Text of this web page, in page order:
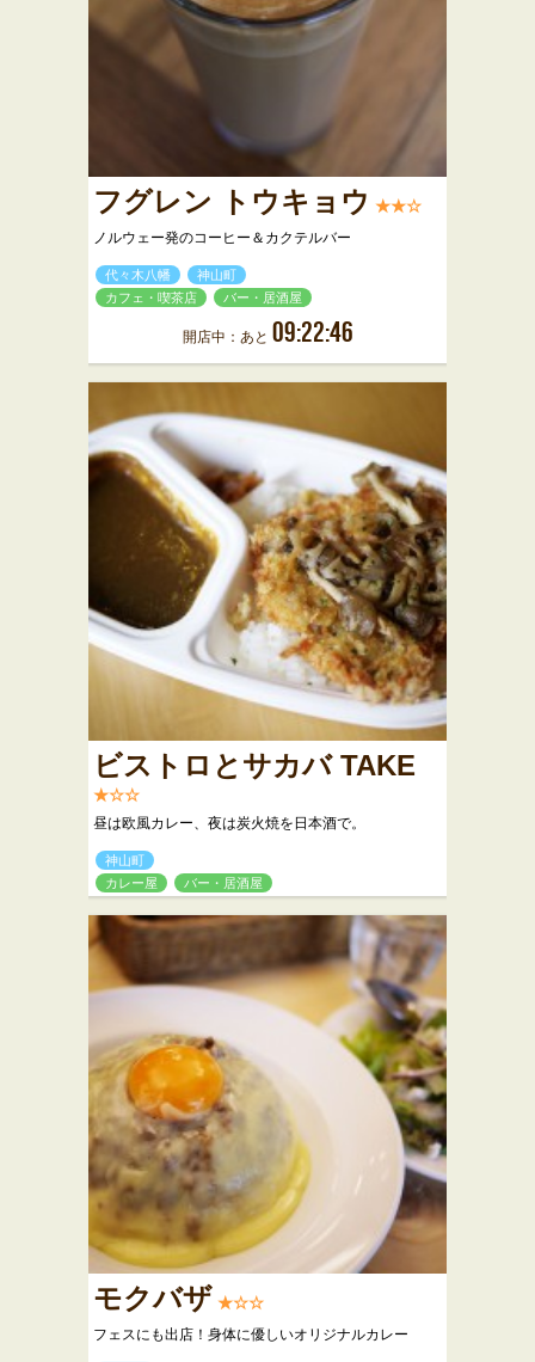
フグレン トウキョウ ★★☆
ノルウェー発のコーヒー＆カクテルバー
代々木八幡
神山町
カフェ・喫茶店
バー・居酒屋
開店中：あと 09:22:46
ビストロとサカバ TAKE
★☆☆
昼は欧風カレー、夜は炭火焼を日本酒で。
神山町
カレー屋
バー・居酒屋
モクバザ ★☆☆
フェスにも出店！身体に優しいオリジナルカレー